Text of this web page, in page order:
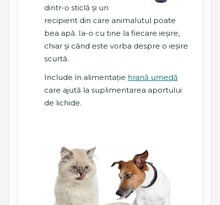
dintr-o sticlă și un
recipient din care animalutul poate
bea apă. Ia-o cu tine la fiecare ieșire,
chiar și când este vorba despre o ieșire
scurtă.
Include în alimentație hrană umedă
care ajută la suplimentarea aportului
de lichide.